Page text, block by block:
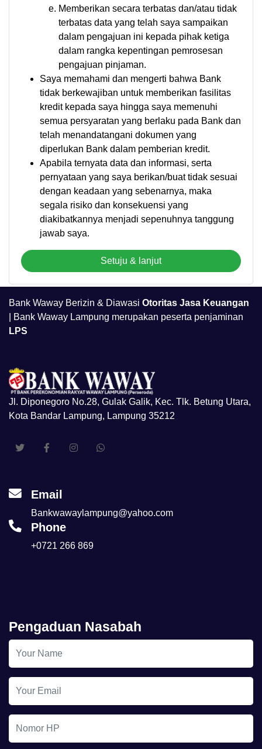
Memberikan secara terbatas dan/atau tidak
terbatas data yang telah saya sampaikan
dalam pengajuan ini kepada pihak ketiga
dalam rangka kepentingan pemrosesan
pengajuan pinjaman.
Saya memahami dan mengerti bahwa Bank
tidak berkewajiban untuk memberikan fasilitas
kredit kepada saya hingga saya memenuhi
semua persyaratan yang berlaku pada Bank dan
telah menandatangani dokumen yang
diperlukan Bank dalam pemberian kredit.
Apabila ternyata data dan informasi, serta
pernyataan yang saya berikan/buat tidak sesuai
dengan keadaan yang sebenarnya, maka
segala risiko dan konsekuensi yang
diakibatkannya menjadi sepenuhnya tanggung
jawab saya.
Setuju & lanjut
Bank Waway Berizin & Diawasi Otoritas Jasa Keuangan
| Bank Waway Lampung merupakan peserta penjaminan
LPS
Jl. Diponegoro No.28, Gulak Galik, Kec. Tlk. Betung Utara,
Kota Bandar Lampung, Lampung 35212
Email
Bankwawaylampung@yahoo.com
Phone
+0721 266 869
Pengaduan Nasabah